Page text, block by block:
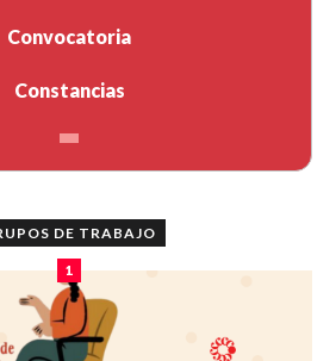
Convocatoria
Constancias
DE TRABAJO
1